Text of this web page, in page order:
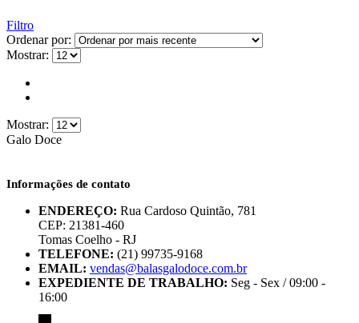
Filtro
Ordenar por:
Mostrar:
Mostrar:
Galo Doce
Informações de contato
ENDEREÇO: Rua Cardoso Quintão, 781
CEP: 21381-460
Tomas Coelho - RJ
TELEFONE: (21) 99735-9168
EMAIL: vendas@balasgalodoce.com.br
EXPEDIENTE DE TRABALHO: Seg - Sex / 09:00 -
16:00